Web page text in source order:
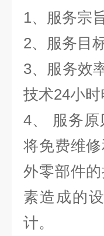
1、服务
2、服务
3、服务效
技术24小
4、 服务
将免费维
外零部件
素造成的
计。